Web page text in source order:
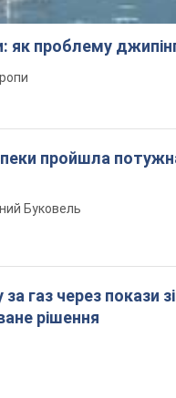
як проблему
пройшла
Буковель
газ через покази
рішення